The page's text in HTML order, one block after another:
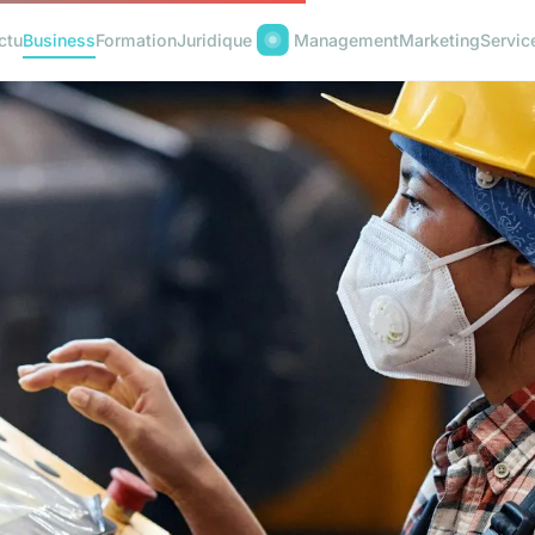
BusinessFormationJuridique ManagementMarketing